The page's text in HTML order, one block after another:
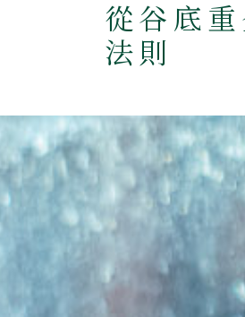
從谷底
法則